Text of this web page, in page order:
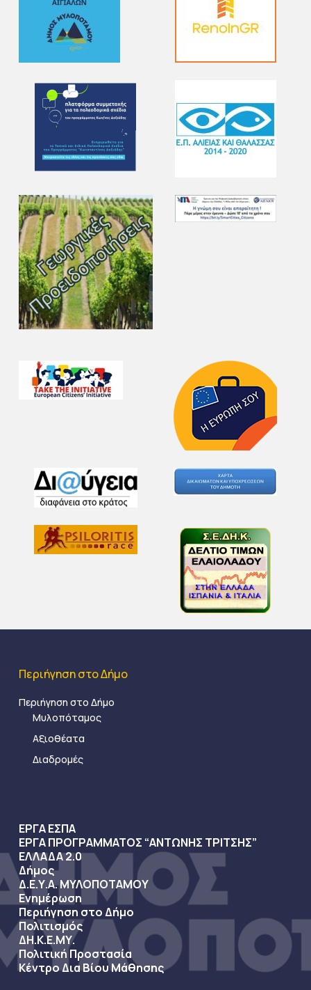
Περιήγηση στο Δήμο
Περιήγηση στο Δήμο
Μυλοπόταμος
Αξιοθέατα
Διαδρομές
ΕΡΓΑ ΕΣΠΑ
ΕΡΓΑ ΠΡΟΓΡΑΜΜΑΤΟΣ “ΑΝΤΩΝΗΣ ΤΡΙΤΣΗΣ”
ΕΛΛΑΔΑ 2.0
Δήμος
Δ.Ε.Υ.Α. ΜΥΛΟΠΟΤΑΜΟΥ
Ενημέρωση
Περιήγηση στο Δήμο
Πολιτισμός
ΔΗ.Κ.Ε.ΜΥ.
Πολιτική Προστασία
Κέντρο Δια Βίου Μάθησης